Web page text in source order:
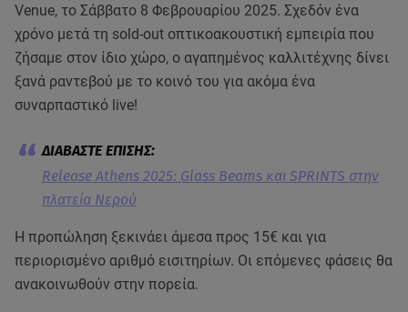
Venue, το Σάββατο 8 Φεβρουαρίου 2025. Σχεδόν ένα
χρόνο μετά τη sold-out οπτικοακουστική εμπειρία που
ζήσαμε στον ίδιο χώρο, ο αγαπημένος καλλιτέχνης δίνει
ξανά ραντεβού με το κοινό του για ακόμα ένα
συναρπαστικό live!
Release Athens 2025: Glass Beams και SPRINTS στην
πλατεία Νερού
Η προπώληση ξεκινάει άμεσα προς 15€ και για
περιορισμένο αριθμό εισιτηρίων. Οι επόμενες φάσεις θα
ανακοινωθούν στην πορεία.